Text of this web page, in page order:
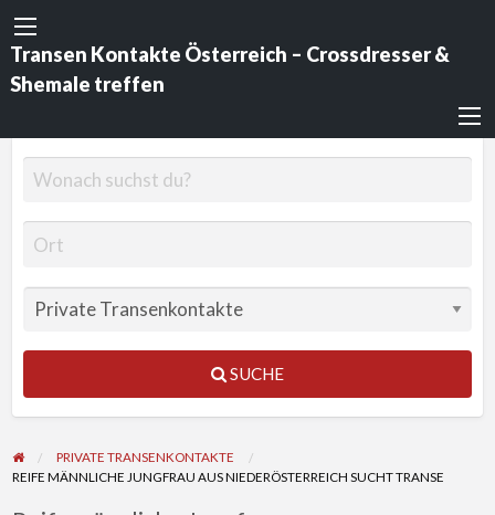
Transen Kontakte Österreich – Crossdresser &
Shemale treffen
SUCHE
PRIVATE TRANSENKONTAKTE
REIFE MÄNNLICHE JUNGFRAU AUS NIEDERÖSTERREICH SUCHT TRANSE